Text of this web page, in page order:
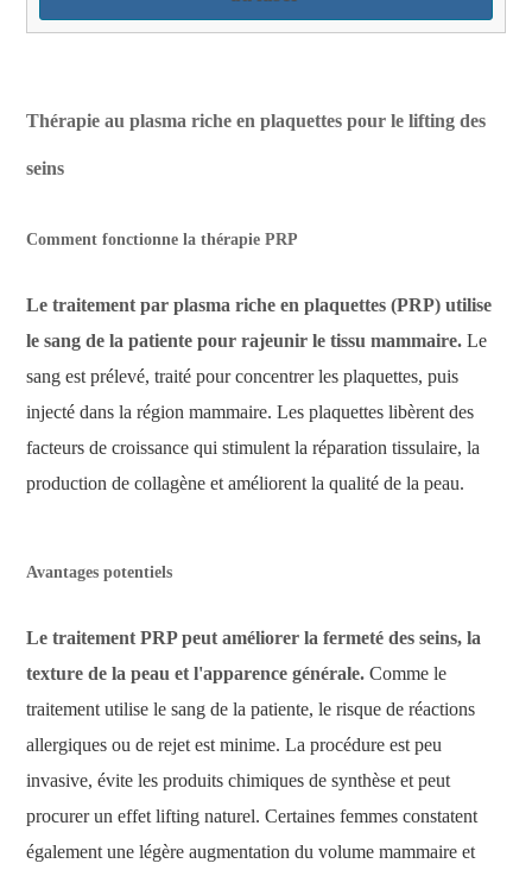
Thérapie au plasma riche en plaquettes pour le lifting des
seins
Comment fonctionne la thérapie PRP
Le traitement par plasma riche en plaquettes (PRP) utilise
le sang de la patiente pour rajeunir le tissu mammaire. Le
sang est prélevé, traité pour concentrer les plaquettes, puis
injecté dans la région mammaire. Les plaquettes libèrent des
facteurs de croissance qui stimulent la réparation tissulaire, la
production de collagène et améliorent la qualité de la peau.
Avantages potentiels
Le traitement PRP peut améliorer la fermeté des seins, la
texture de la peau et l'apparence générale. Comme le
traitement utilise le sang de la patiente, le risque de réactions
allergiques ou de rejet est minime. La procédure est peu
invasive, évite les produits chimiques de synthèse et peut
procurer un effet lifting naturel. Certaines femmes constatent
également une légère augmentation du volume mammaire et